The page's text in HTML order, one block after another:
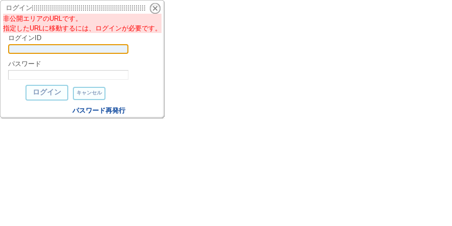
ログイン
非公開エリアのURLです。
指定したURLに移動するには、ログインが必要です。
ログインID
パスワード
パスワード再発行